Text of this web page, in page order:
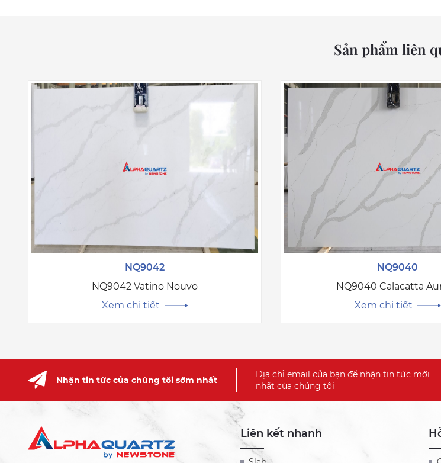
Sản phẩm liên
NQ9042
NQ9042 Vatino Nouvo
Xem chi tiết
NQ9040
NQ9040 Calacatta
Xem chi tiết
Nhận tin tức của chúng tôi sớm nhất
Địa chỉ email của bạn để nhận tin tức mới
nhất của chúng tôi
Liên kết nhanh